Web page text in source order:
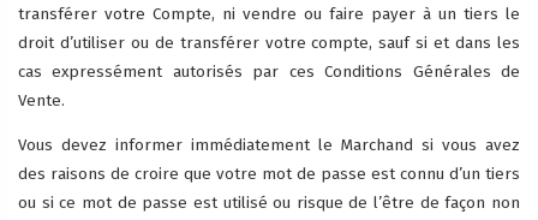
transférer votre Compte, ni vendre ou faire payer à un tiers le
droit d’utiliser ou de transférer votre compte, sauf si et dans les
cas expressément autorisés par ces Conditions Générales de
Vente.
Vous devez informer immédiatement le Marchand si vous avez
des raisons de croire que votre mot de passe est connu d’un tiers
ou si ce mot de passe est utilisé ou risque de l’être de façon non